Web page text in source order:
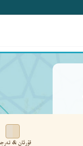
قۇرئان &